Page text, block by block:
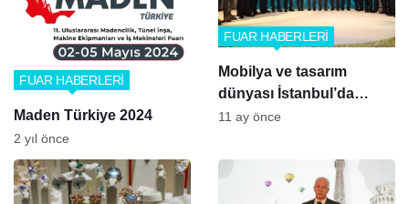
Maden Türkiye 2024
FUAR HABERLERİ
2 yıl önce
Mobilya ve tasarım
dünyası İstanbul’da
buluştu
FUAR HABERLERİ
11 ay önce